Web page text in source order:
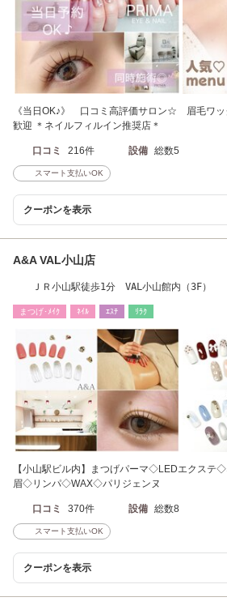
《当日OK♪》 口コミ高評価サロン☆ 眉毛ワ
歓迎 ＊ネイルフィルイン推奨店＊
口コミ 216件 設備 総数5
スマート支払いOK
クーポンを表示
A&A VAL小山店
ＪＲ小山駅徒歩1分 VAL小山館内（3F）
まつげ･ﾒｲｸ ﾈｲﾙ ｴｽﾃ ﾘﾗｸ
【小山駅ビル内】まつげパーマ◇LEDエクステ
眉◇リンパ◇WAX◇パリジェンヌ
口コミ 370件 設備 総数8
スマート支払いOK
クーポンを表示